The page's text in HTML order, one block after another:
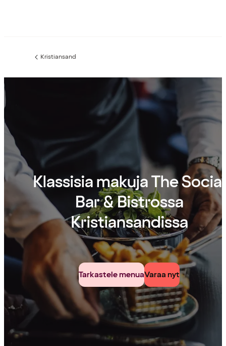
Edellinen
Kristiansand
Klassisia makuja The Social
Bar & Bistrossa
Kristiansandissa
Tarkastele menuaVaraa nyt